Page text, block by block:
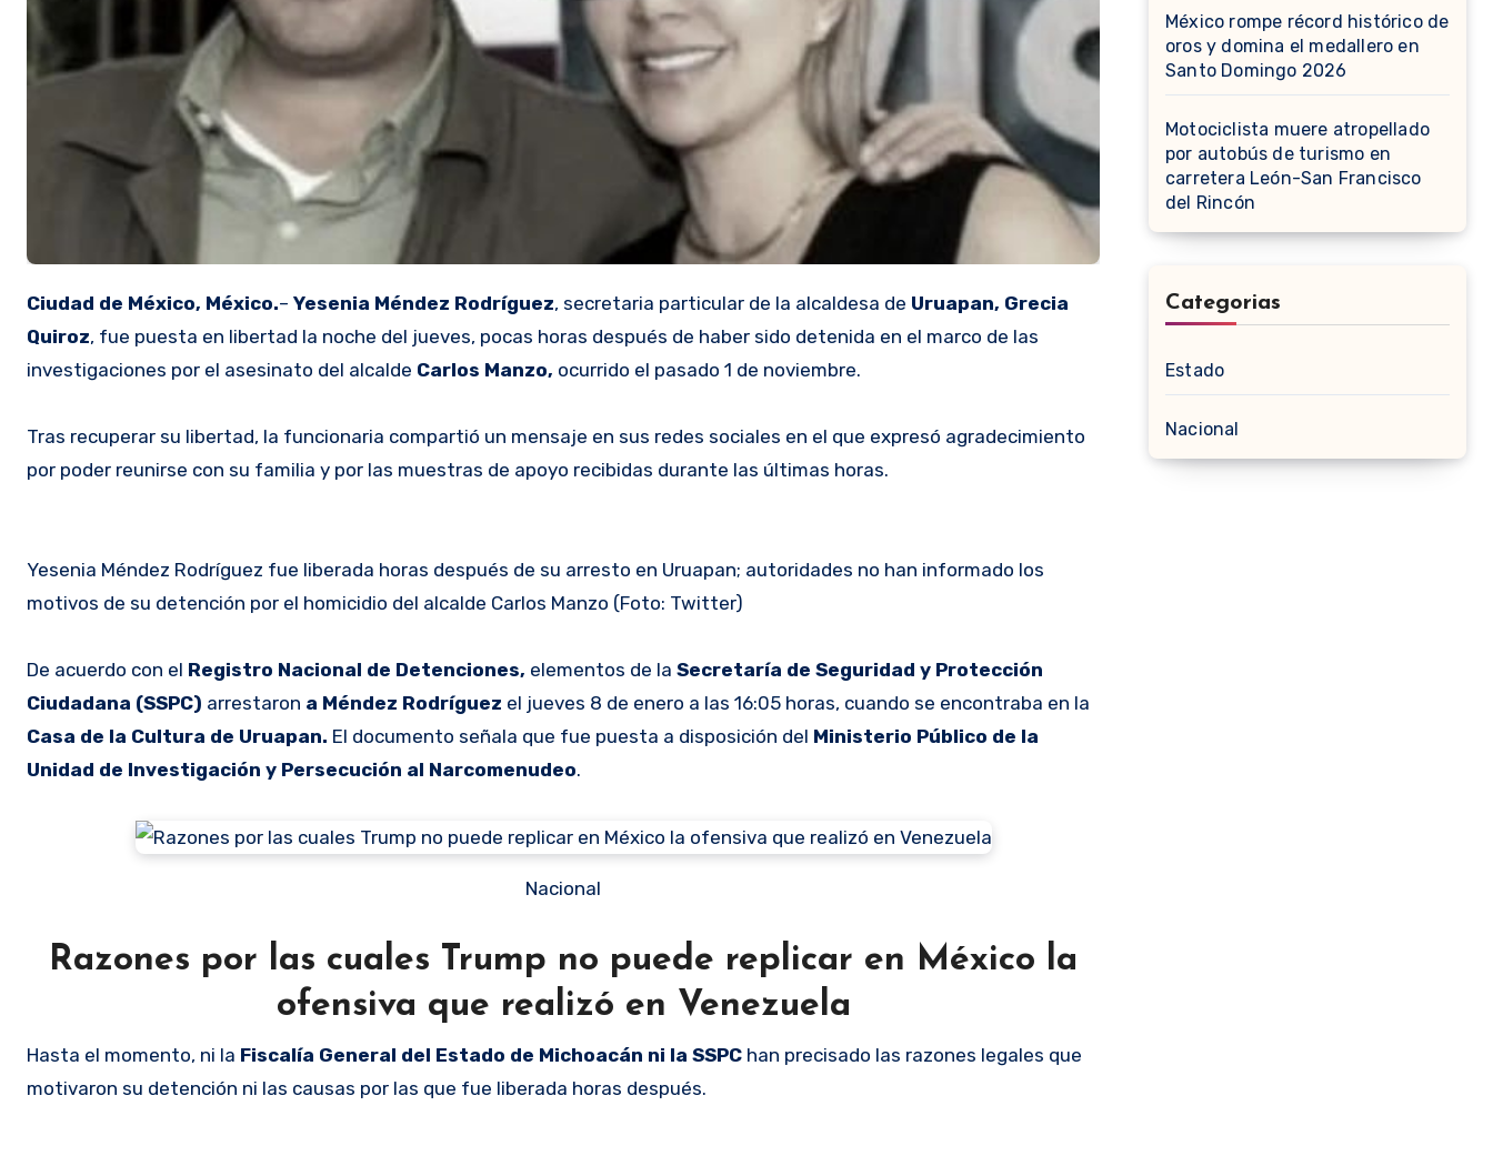
Ciudad de México, México.– Yesenia Méndez Rodríguez, secretaria particular de la alcaldesa de Uruapan, Grecia
Quiroz, fue puesta en libertad la noche del jueves, pocas horas después de haber sido detenida en el marco de las
investigaciones por el asesinato del alcalde Carlos Manzo, ocurrido el pasado 1 de noviembre.
Tras recuperar su libertad, la funcionaria compartió un mensaje en sus redes sociales en el que expresó agradecimiento
por poder reunirse con su familia y por las muestras de apoyo recibidas durante las últimas horas.
Yesenia Méndez Rodríguez fue liberada horas después de su arresto en Uruapan; autoridades no han informado los
motivos de su detención por el homicidio del alcalde Carlos Manzo (Foto: Twitter)
De acuerdo con el Registro Nacional de Detenciones, elementos de la Secretaría de Seguridad y Protección
Ciudadana (SSPC) arrestaron a Méndez Rodríguez el jueves 8 de enero a las 16:05 horas, cuando se encontraba en la
Casa de la Cultura de Uruapan. El documento señala que fue puesta a disposición del Ministerio Público de la
Unidad de Investigación y Persecución al Narcomenudeo.
Nacional
Razones por las cuales Trump no puede replicar en México la
ofensiva que realizó en Venezuela
Hasta el momento, ni la Fiscalía General del Estado de Michoacán ni la SSPC han precisado las razones legales que
motivaron su detención ni las causas por las que fue liberada horas después.
México rompe récord histórico de
oros y domina el medallero en
Santo Domingo 2026
Motociclista muere atropellado
por autobús de turismo en
carretera León-San Francisco
del Rincón
Categorias
Estado
Nacional